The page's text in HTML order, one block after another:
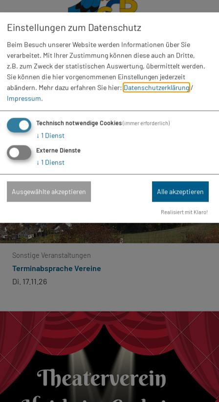
Fasching
CCBH Faschingseröffnung
Sa. 14.11.26
Sonstige Veranstaltungen
Terminabsprache Vereine
Di. 17.11.26
Einstellungen zum Datenschutz
Beim Besuch unserer Website werden Informationen über Sie
verarbeitet. Mit Ihrer Zustimmung können diese auch an Dritte,
z.B. zum Zweck der statistischen Auswertung, übermittelt werden.
Sie können die hier vorgenommenen Einstellungen jederzeit
abändern. Mehr dazu erfahren Sie hier: Datenschutzerklärung/
Impressum.
Technisch notwendige Cookies(immer erforderlich)
↓ 1 Dienst
Externe Dienste
↓ 1 Dienst
Ausgewählte akzeptieren Alle akzeptieren
Realisiert mit Klaro!